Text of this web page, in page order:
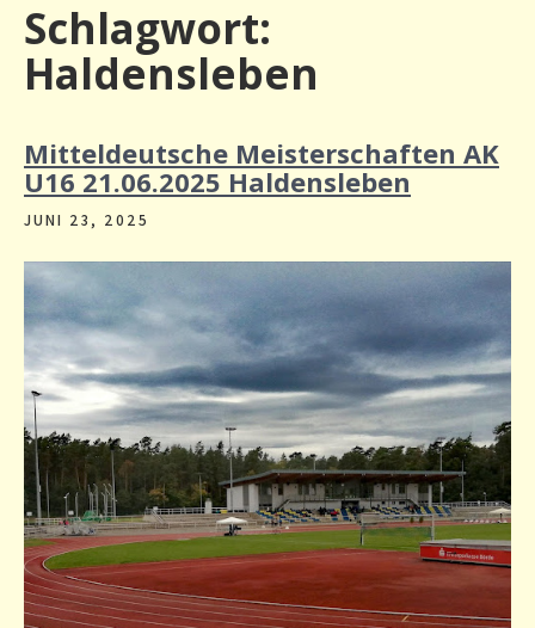
Schlagwort:
Haldensleben
Mitteldeutsche Meisterschaften AK
U16 21.06.2025 Haldensleben
JUNI 23, 2025